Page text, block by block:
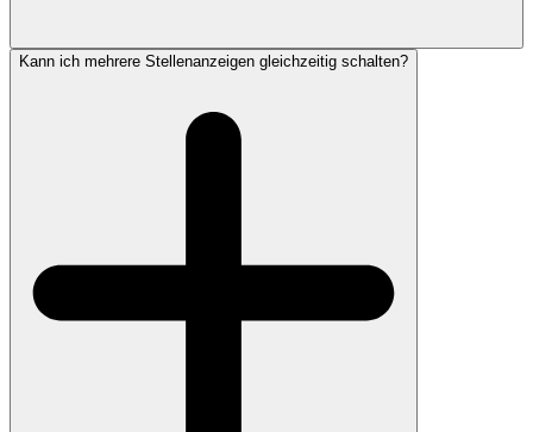
Kann ich mehrere Stellenanzeigen gleichzeitig schalten?